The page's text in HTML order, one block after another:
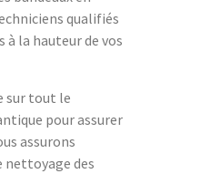
qualifiés
à la hauteur de vos
sur tout le
pour assurer
assurons
nettoyage des